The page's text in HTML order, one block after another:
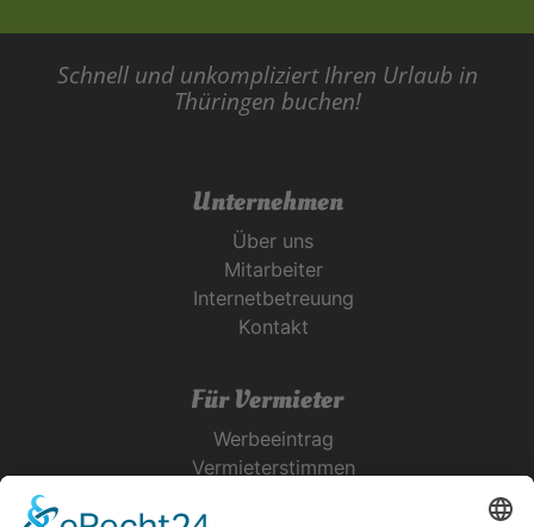
Schnell und unkompliziert Ihren Urlaub in
Thüringen buchen!
Unternehmen
Über uns
Mitarbeiter
Internetbetreuung
Kontakt
Für Vermieter
Werbeeintrag
Vermieterstimmen